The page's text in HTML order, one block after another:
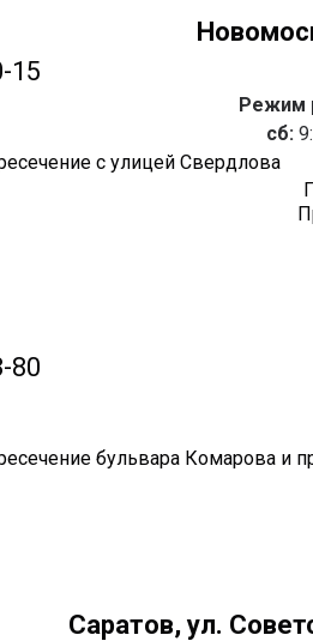
15
Режим
сб:
с улицей Свердлова
80
бульвара Комарова и
Саратов,ул.